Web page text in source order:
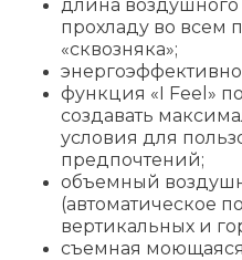
длина
прохладу во всем
«сквозняка»;
функция «I Feel»
создавать
условия для
предпочтений;
объемный
(автоматическое
вертикальных и
съемная